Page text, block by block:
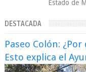
Estado de
DESTACADA
Paseo Colón:
Esto explica el